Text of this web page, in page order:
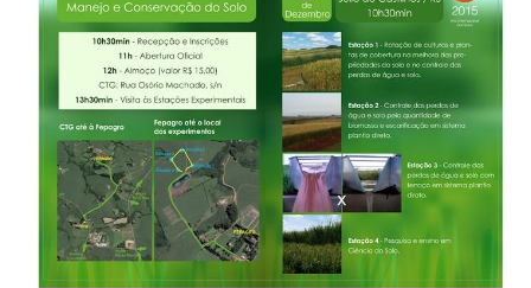
Ministério do Desenvolvimento Regional
Controladoria-Geral da União
Ministério da Mulher, da Família e dos Direitos Humanos
Secretaria-Geral
Secretaria de Governo